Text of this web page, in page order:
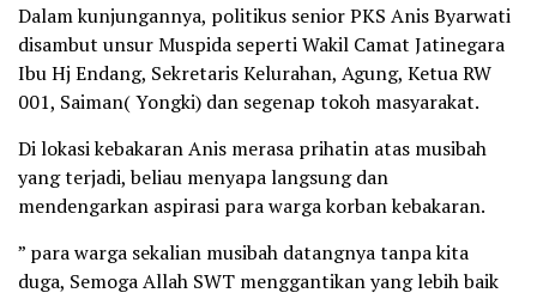
Dalam kunjungannya, politikus senior PKS Anis Byarwati
disambut unsur Muspida seperti Wakil Camat Jatinegara
Ibu Hj Endang, Sekretaris Kelurahan, Agung, Ketua RW
001, Saiman( Yongki) dan segenap tokoh masyarakat.
Di lokasi kebakaran Anis merasa prihatin atas musibah
yang terjadi, beliau menyapa langsung dan
mendengarkan aspirasi para warga korban kebakaran.
” para warga sekalian musibah datangnya tanpa kita
duga, Semoga Allah SWT menggantikan yang lebih baik